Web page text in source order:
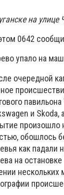
на
0642
упало на
очередной
и Skoda,
произошло
обошлось
как падали
на